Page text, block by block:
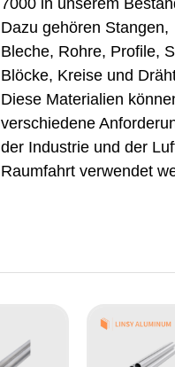
7000 in unserem
Dazu gehören Stangen,
Bleche, Rohre, Profile,
Blöcke, Kreise und
Diese Materialien
verschiedene
der Industrie und der
Raumfahrt verwendet